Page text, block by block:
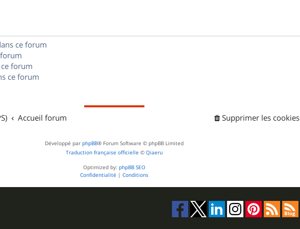
e
ce forum
forum
ce forum
Accueil forum Supprimer les cookies
Développé par phpBB® Forum Software © phpBB Limited
Traduction française officielle © Qiaeru
Optimized by: phpBB SEO
Confidentialité | Conditions